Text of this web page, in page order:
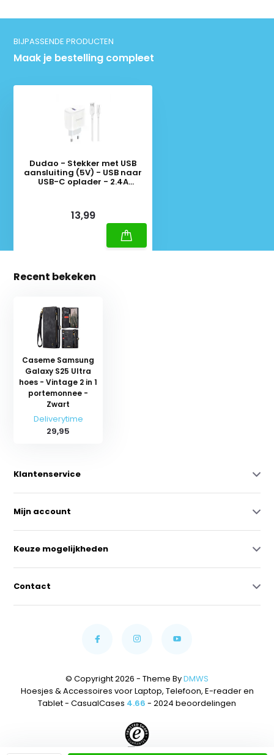
BIJPASSENDE PRODUCTEN
Maak je bestelling compleet
Dudao - Stekker met USB
aansluiting (5V) - USB naar
USB-C oplader - 2.4A
13,99
Recent bekeken
Caseme Samsung
Galaxy S25 Ultra
hoes - Vintage 2 in 1
portemonnee -
Zwart
Deliverytime
29,95
Klantenservice
Mijn account
Keuze mogelijkheden
Contact
© Copyright 2026 - Theme ByDMWS
Hoesjes & Accessoires voor Laptop, Telefoon, E-reader en
Tablet - CasualCases 4.66 - 2024 beoordelingen